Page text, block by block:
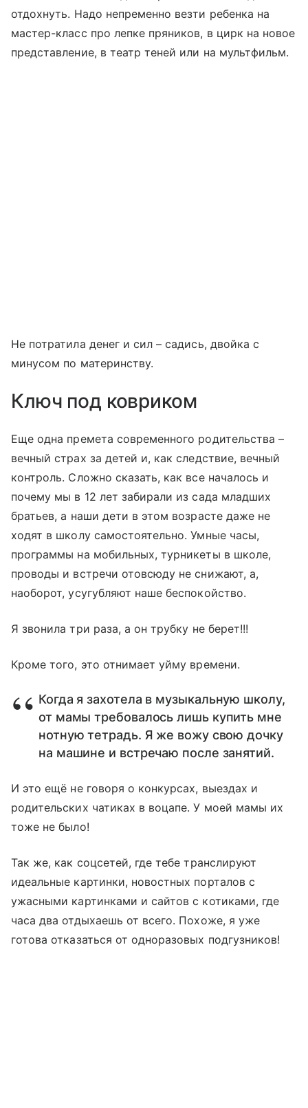
отдохнуть. Надо непременно везти ребенка на
мастер-класс про лепке пряников, в цирк на новое
представление, в театр теней или на мультфильм.
Не потратила денег и сил – садись, двойка с
минусом по материнству.
Ключ под ковриком
Еще одна премета современного родительства –
вечный страх за детей и, как следствие, вечный
контроль. Сложно сказать, как все началось и
почему мы в 12 лет забирали из сада младших
братьев, а наши дети в этом возрасте даже не
ходят в школу самостоятельно. Умные часы,
программы на мобильных, турникеты в школе,
проводы и встречи отовсюду не снижают, а,
наоборот, усугубляют наше беспокойство.
Я звонила три раза, а он трубку не берет!!!
Кроме того, это отнимает уйму времени.
Когда я захотела в музыкальную школу,
от мамы требовалось лишь купить мне
нотную тетрадь. Я же вожу свою дочку
на машине и встречаю после занятий.
И это ещё не говоря о конкурсах, выездах и
родительских чатиках в воцапе. У моей мамы их
тоже не было!
Так же, как соцсетей, где тебе транслируют
идеальные картинки, новостных порталов с
ужасными картинками и сайтов с котиками, где
часа два отдыхаешь от всего. Похоже, я уже
готова отказаться от одноразовых подгузников!